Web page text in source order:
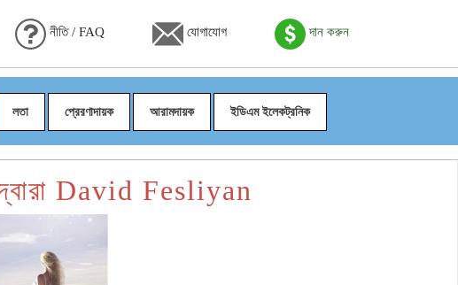
নীতি / FAQ যোগাযোগ দান করুন
লতা প্রেরণাদায়ক আরামদায়ক ইডিএম ইলেকট্রনিক
David Fesliyan